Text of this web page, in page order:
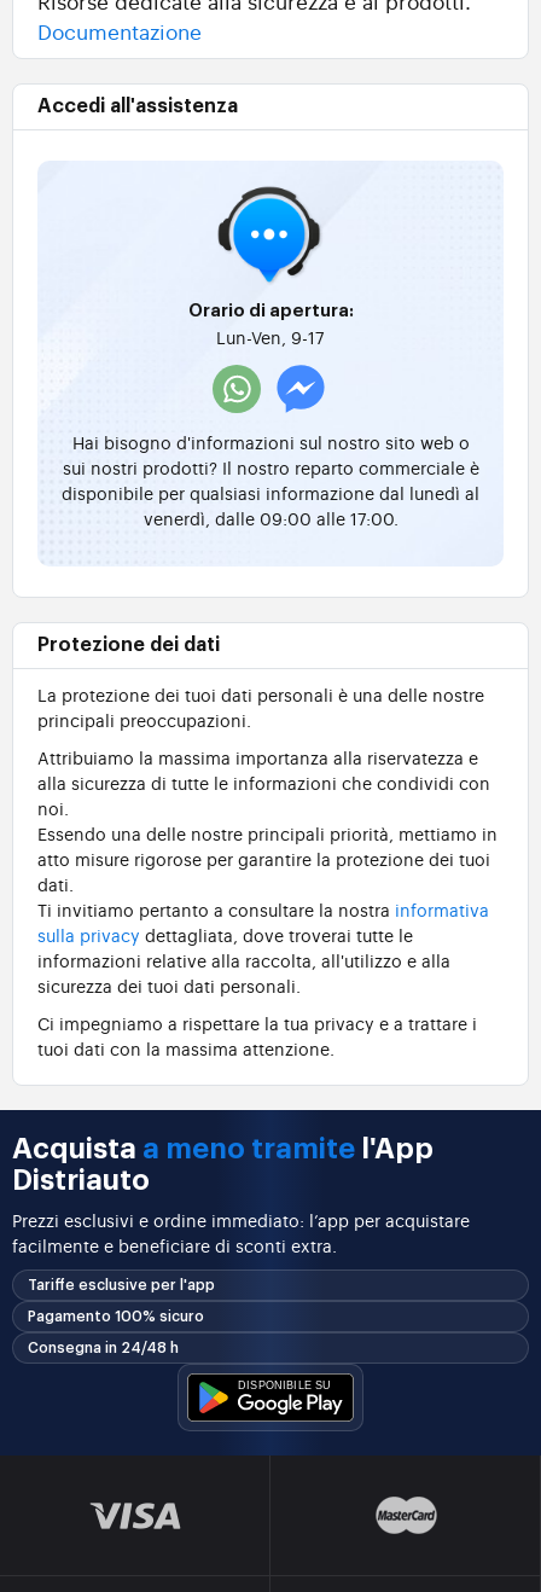
Documentazione
Accedi all'assistenza
Orario di apertura:
Lun-Ven, 9-17
Hai bisogno d'informazioni sul nostro sito web o
sui nostri prodotti? Il nostro reparto commerciale è
disponibile per qualsiasi informazione dal lunedì al
venerdì, dalle 09:00 alle 17:00.
Protezione dei dati
La protezione dei tuoi dati personali è una delle nostre
principali preoccupazioni.
Attribuiamo la massima importanza alla riservatezza e
alla sicurezza di tutte le informazioni che condividi con
noi.
Essendo una delle nostre principali priorità, mettiamo in
atto misure rigorose per garantire la protezione dei tuoi
dati.
Ti invitiamo pertanto a consultare la nostra informativa
sulla privacy dettagliata, dove troverai tutte le
informazioni relative alla raccolta, all'utilizzo e alla
sicurezza dei tuoi dati personali.
Ci impegniamo a rispettare la tua privacy e a trattare i
tuoi dati con la massima attenzione.
Acquista a meno tramite l'App
Distriauto
Prezzi esclusivi e ordine immediato: l’app per acquistare
facilmente e beneficiare di sconti extra.
Tariffe esclusive per l'app
Pagamento 100% sicuro
Consegna in 24/48 h